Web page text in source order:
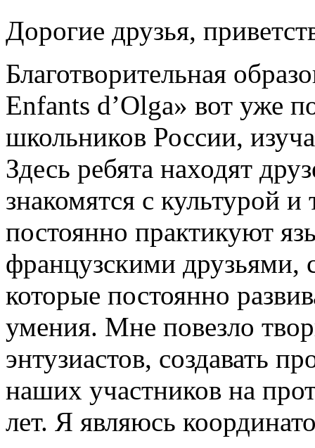
Дорогие друзья,
Благотворительная
Enfants d’Olga» вот уже
школьников России,
Здесь ребята находят
знакомятся с культурой
постоянно практикуют
французскими друзьями,
которые постоянно
умения. Мне повезло
энтузиастов, создавать
наших участников на
лет. Я являюсь